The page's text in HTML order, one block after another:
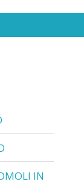
IN